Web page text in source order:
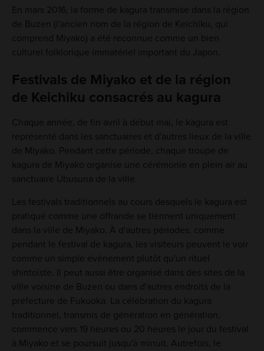
En mars 2016, la forme de kagura transmise dans la région
de Buzen (l'ancien nom de la région de Keichiku, qui
comprend Miyako) a été reconnue comme un bien
culturel folklorique immatériel important du Japon.
Festivals de Miyako et de la région
de Keichiku consacrés au kagura
Chaque année, de fin avril à début mai, le kagura est
représenté dans les sanctuaires et d'autres lieux de la ville
de Miyako. Pendant cette période, chaque troupe de
kagura de Miyako organise une cérémonie en plein air au
sanctuaire Ubusuna de la ville.
Les festivals traditionnels au cours desquels le kagura est
pratiqué comme une offrande se tiennent uniquement
dans la ville de Miyako. À d'autres périodes, comme
pendant le festival de kagura, les visiteurs peuvent le voir
comme un simple événement plutôt qu'un rituel
shintoïste. Il peut aussi être organisé dans des sites de la
ville voisine de Buzen ou dans d'autres endroits de la
préfecture de Fukuoka. La célébration du kagura
traditionnel, transmis de génération en génération,
commence vers 19 heures ou 20 heures le jour du festival
à Miyako et se poursuit jusqu'à minuit. Autrefois, le